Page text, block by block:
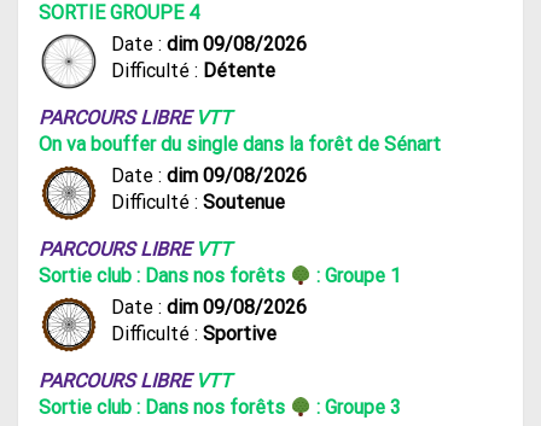
SORTIE GROUPE 4
Date : dim 09/08/2026
Difficulté : Détente
PARCOURS LIBRE VTT
On va bouffer du single dans la forêt de Sénart
Date : dim 09/08/2026
Difficulté : Soutenue
PARCOURS LIBRE VTT
Sortie club : Dans nos forêts
: Groupe 1
Date : dim 09/08/2026
Difficulté : Sportive
PARCOURS LIBRE VTT
Sortie club : Dans nos forêts
: Groupe 3